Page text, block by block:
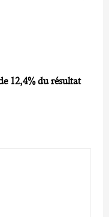
12,4% du résultat